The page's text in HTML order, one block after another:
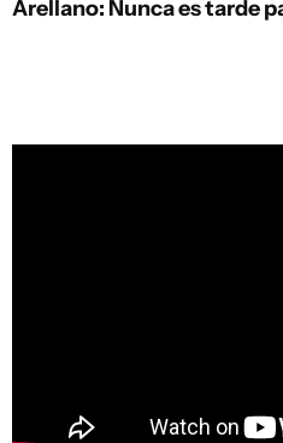
Arellano: Nunca es tarde